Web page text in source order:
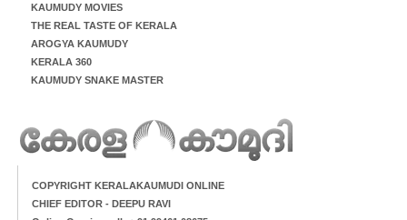
KAUMUDY MOVIES
THE REAL TASTE OF KERALA
AROGYA KAUMUDY
KERALA 360
KAUMUDY SNAKE MASTER
COPYRIGHT KERALAKAUMUDI ONLINE
CHIEF EDITOR - DEEPU RAVI